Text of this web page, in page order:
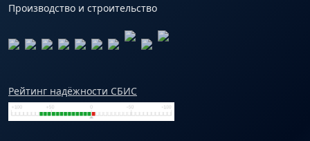
Производство и строительство
Рейтинг надёжности СБИС